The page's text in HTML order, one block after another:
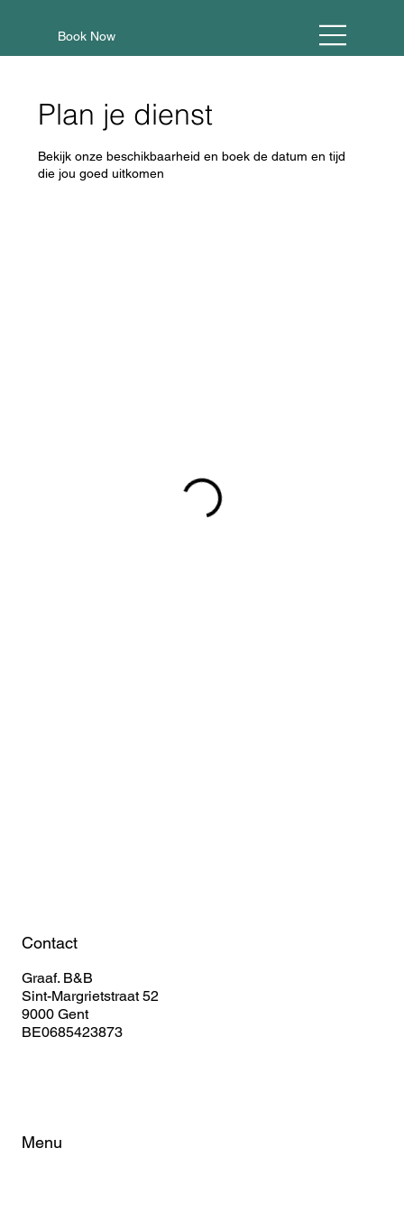
Book Now
Plan je dienst
Bekijk onze beschikbaarheid en boek de datum en tijd
die jou goed uitkomen
Contact
Graaf. B&B
Sint-Margrietstraat 52
9000 Gent
BE0685423873
Menu